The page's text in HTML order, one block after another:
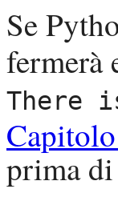
Se
fermerà
There
prima